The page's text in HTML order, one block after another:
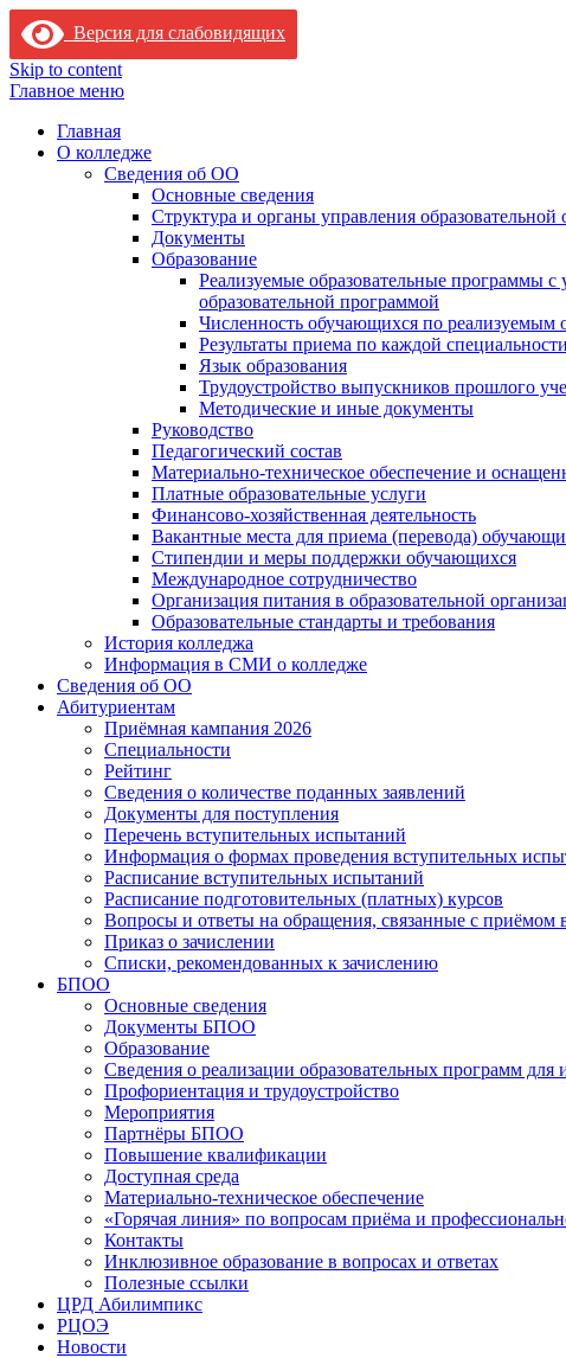
Версия для слабовидящих
Skip to content
Главное меню
Главная
О колледже
Сведения об ОО
Основные сведения
Структура и органы управления образовательной
Документы
Образование
Реализуемые образовательные программы
образовательной программой
Численность обучающихся по реализуемым
Результаты приема по каждой
Язык образования
Трудоустройство выпускников прошлого
Методические и иные документы
Руководство
Педагогический состав
Материально-техническое обеспечение и
Платные образовательные услуги
Финансово-хозяйственная деятельность
Вакантные места для приема (перевода)
Стипендии и меры поддержки обучающихся
Международное сотрудничество
Организация питания в образовательной
Образовательные стандарты и требования
История колледжа
Информация в СМИ о колледже
Сведения об ОО
Абитуриентам
Приёмная кампания 2026
Специальности
Рейтинг
Сведения о количестве поданных заявлений
Документы для поступления
Перечень вступительных испытаний
Информация о формах проведения вступительных
Расписание вступительных испытаний
Расписание подготовительных (платных) курсов
Вопросы и ответы на обращения, связанные с приёмом
Приказ о зачислении
Списки, рекомендованных к зачислению
БПОО
Основные сведения
Документы БПОО
Образование
Сведения о реализации образовательных программ
Профориентация и трудоустройство
Мероприятия
Партнёры БПОО
Повышение квалификации
Доступная среда
Материально-техническое обеспечение
«Горячая линия» по вопросам приёма и
Контакты
Инклюзивное образование в вопросах и ответах
Полезные ссылки
ЦРД Абилимпикс
РЦОЭ
Новости